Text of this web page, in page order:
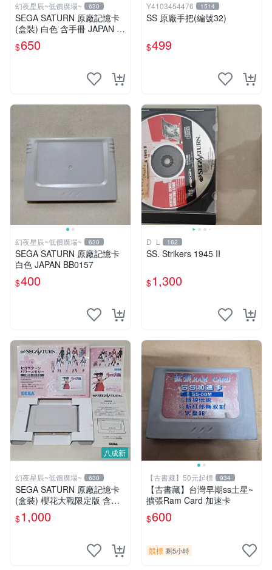
幻夜星辰~低價廣場~ 630
SEGA SATURN 原廠記憶卡
(盒裝) 白色 含手冊 JAPAN 美
品 BB0330
$650
Y4103454476 1514
SS 原廠手把(編號32)
$499
幻夜星辰~低價廣場~ 630
SEGA SATURN 原廠記憶卡
白色 JAPAN BB0157
$400
D_L 162
SS. Strikers 1945 II
$1,300
八成新
幻夜星辰~低價廣場~ 630
SEGA SATURN 原廠記憶卡
(盒裝) 櫻花大戰限定版 含手
冊 JAPAN 美品 BB0331
$1,000
【古書藏】50元起標 934
【古書藏】台灣早期ss土星~
擴張Ram Card 加速卡
$600
競標 剩5小時